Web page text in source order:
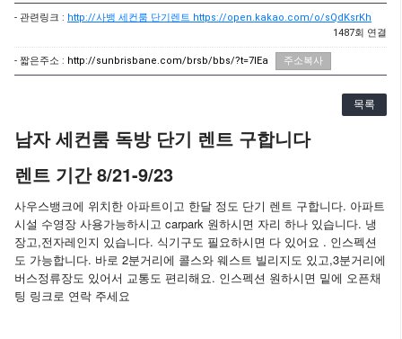
- 관련링크 : http://사뱅 세컨룸 단기렌트 https://open.kakao.com/o/sQdKsrKh
1487회 연결
- 짧은주소 : http://sunbrisbane.com/brsb/bbs/?t=7lEa 주소복사
목록
남자 세컨룸 독방 단기 렌트 구합니다
렌트 기간 8/21-9/23
사우스뱅크에 위치한 아파트이고 한달 정도 단기 렌트 구합니다. 아파트
시설 수영장 사용가능하시고 carpark 원하시면 자리 하나 있습니다. 냉
장고,전자레인지 있습니다. 식기구도 필요하시면 다 있어요 . 인스펙션
도 가능합니다. 바로 2분거리에 콜스와 웨스트 빌리지도 있고,3분거리에
버스정류장도 있어서 교통도 편리해요. 인스펙션 원하시면 밑에 오픈채
팅 링크로 연락 주세요